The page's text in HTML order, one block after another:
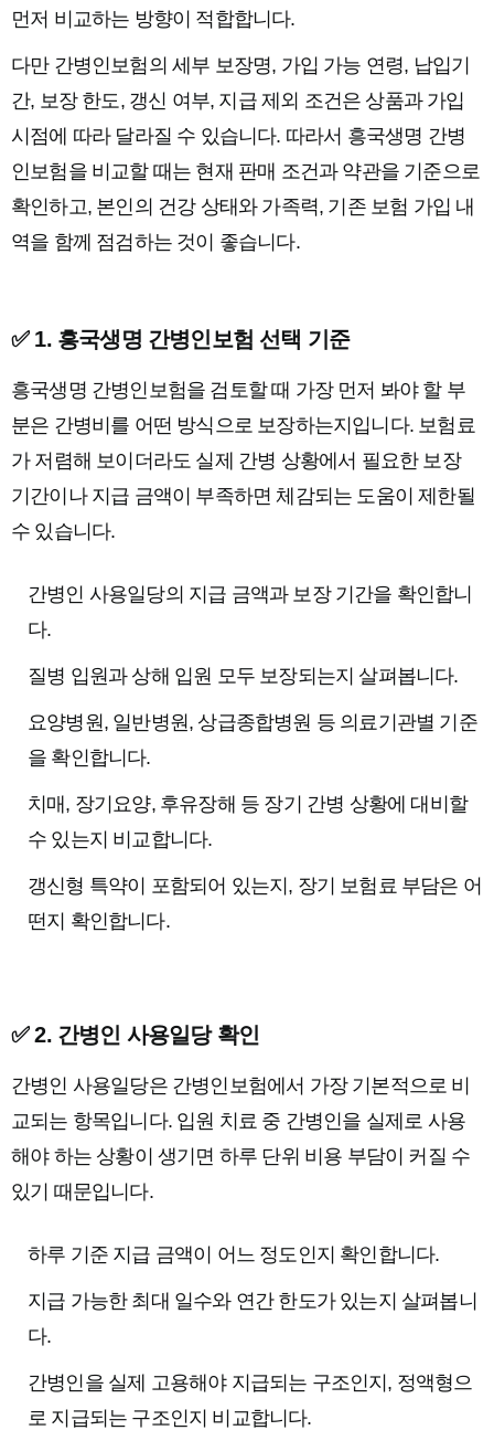
먼저 비교하는 방향이 적합합니다.
다만 간병인보험의 세부 보장명, 가입 가능 연령, 납입기
간, 보장 한도, 갱신 여부, 지급 제외 조건은 상품과 가입
시점에 따라 달라질 수 있습니다. 따라서 흥국생명 간병
인보험을 비교할 때는 현재 판매 조건과 약관을 기준으로
확인하고, 본인의 건강 상태와 가족력, 기존 보험 가입 내
역을 함께 점검하는 것이 좋습니다.
✅ 1. 흥국생명 간병인보험 선택 기준
흥국생명 간병인보험을 검토할 때 가장 먼저 봐야 할 부
분은 간병비를 어떤 방식으로 보장하는지입니다. 보험료
가 저렴해 보이더라도 실제 간병 상황에서 필요한 보장
기간이나 지급 금액이 부족하면 체감되는 도움이 제한될
수 있습니다.
간병인 사용일당의 지급 금액과 보장 기간을 확인합니
다.
질병 입원과 상해 입원 모두 보장되는지 살펴봅니다.
요양병원, 일반병원, 상급종합병원 등 의료기관별 기준
을 확인합니다.
치매, 장기요양, 후유장해 등 장기 간병 상황에 대비할
수 있는지 비교합니다.
갱신형 특약이 포함되어 있는지, 장기 보험료 부담은 어
떤지 확인합니다.
✅ 2. 간병인 사용일당 확인
간병인 사용일당은 간병인보험에서 가장 기본적으로 비
교되는 항목입니다. 입원 치료 중 간병인을 실제로 사용
해야 하는 상황이 생기면 하루 단위 비용 부담이 커질 수
있기 때문입니다.
하루 기준 지급 금액이 어느 정도인지 확인합니다.
지급 가능한 최대 일수와 연간 한도가 있는지 살펴봅니
다.
간병인을 실제 고용해야 지급되는 구조인지, 정액형으
로 지급되는 구조인지 비교합니다.